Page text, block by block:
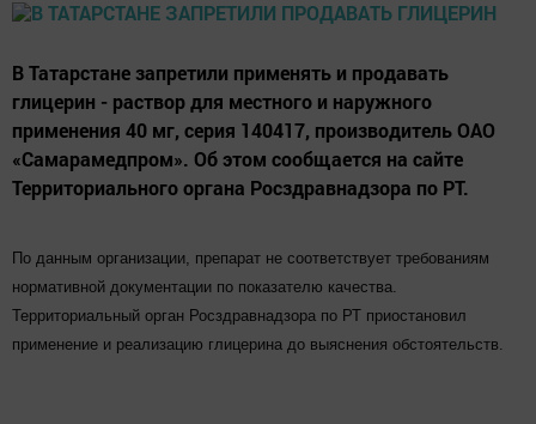
В Татарстане запретили применять и продавать
глицерин - раствор для местного и наружного
применения 40 мг, серия 140417, производитель ОАО
«Самарамедпром». Об этом сообщается на сайте
Территориального органа Росздравнадзора по РТ.
По данным организации, препарат не соответствует требованиям
нормативной документации по показателю качества.
Территориальный орган Росздравнадзора по РТ приостановил
применение и реализацию глицерина до выяснения обстоятельств.